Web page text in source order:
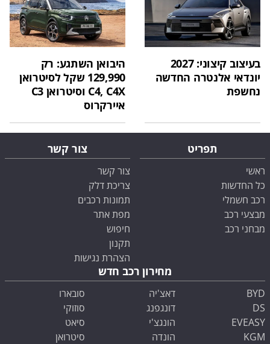
בעיצוב קיצוני: 2027
יונדאי אלנטרה החדשה
נחשפת
היבואן השתגע: רק
129,990 שקל לסיטרואן
C4, C4X וסיטרואן C3
איירקרוס
תפריט
ראשי
כל החדשות
רכב חשמלי
מבצעי רכב
מבחני רכב
צור קשר
צור קשר
צריכת דלק
תמונות רכבים
מפת אתר
חיפוש
תקנון
הצהרת נגישות
מחירון רכב חדש
BYD
DS
EVEASY
KGM
דאצ'יה
דונגפנג
הונגצ'י
הונדה
סובארו
סוזוקי
סיאט
סיטרואן